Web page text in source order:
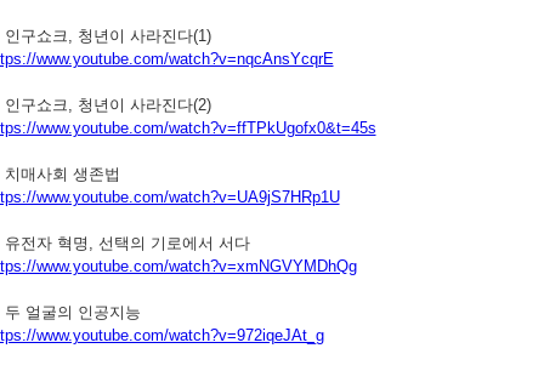
인구쇼크, 청년이 사라진다(1)
www.youtube.com/watch?v=nqcAnsYcqrE
인구쇼크, 청년이 사라진다(2)
www.youtube.com/watch?v=ffTPkUgofx0&t=45s
치매사회 생존법
www.youtube.com/watch?v=UA9jS7HRp1U
유전자 혁명, 선택의 기로에서 서다
www.youtube.com/watch?v=xmNGVYMDhQg
두 얼굴의 인공지능
www.youtube.com/watch?v=972iqeJAt_g